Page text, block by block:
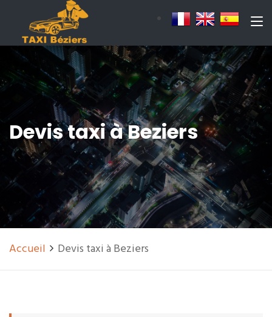
Devis taxi à Beziers
Accueil Devis taxi à Beziers